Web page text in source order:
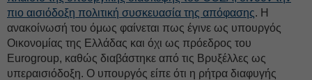
πιο αισιόδοξη πολιτική συσκευασία της απόφασης. Η
ανακοίνωσή του όμως φαίνεται πως έγινε ως υπουργός
Οικονομίας της Ελλάδας και όχι ως πρόεδρος του
Eurogroup, καθώς διαβάστηκε από τις Βρυξέλλες ως
υπεραισιόδοξη. Ο υπουργός είπε ότι η ρήτρα διαφυγής